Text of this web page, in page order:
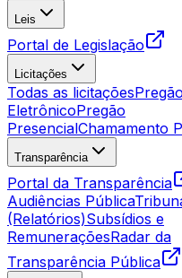
Leis
Portal de Legislação
Licitações
Todas as licitaçõesPregão
EletrônicoPregão
PresencialChamamento
Transparência
Portal da Transparência
Audiências Pública
(Relatórios)Subsídios e
RemuneraçõesRadar da
Transparência Pública